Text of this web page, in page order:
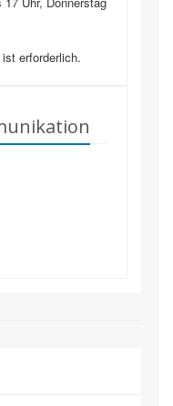
erforderlich.